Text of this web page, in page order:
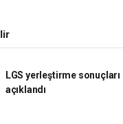
LGS yerleştirme sonuçları
açıklandı